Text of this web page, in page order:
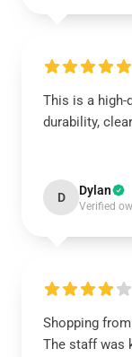
This is a
durability,
D Dylan
Verified
Shopping
The staff was